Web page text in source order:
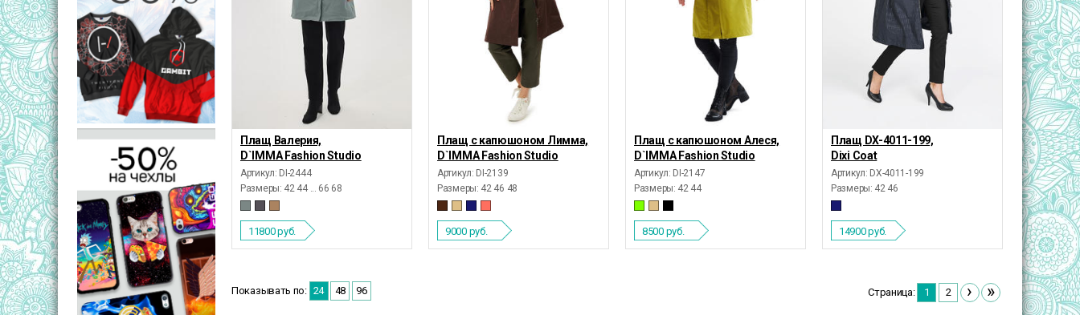
Плащ Валерия,
D`IMMA Fashion Studio
Артикул: DI-2444
Размеры: 42 44 ... 66 68
11800руб.
Плащ с капюшоном Лимма,
D`IMMA Fashion Studio
Артикул: DI-2139
Размеры: 42 46 48
9000 руб.
Плащ с капюшоном Алеся,
D`IMMA Fashion Studio
Артикул: DI-2147
Размеры: 42 44
8500 руб.
Плащ DX-4011-199,
Dixi Coat
Артикул: DX-4011-199
Размеры: 42 46
14900руб.
Показывать по: 24 48 96 Страница: 1 2 › »